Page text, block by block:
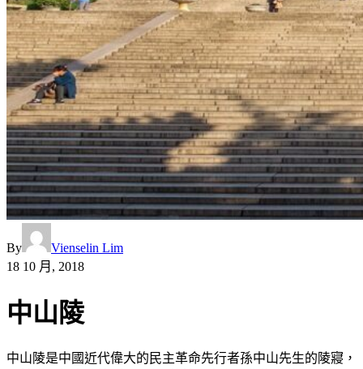
By
Vienselin Lim
18 10 月, 2018
中山陵
中山陵是中國近代偉大的民主革命先行者孫中山先生的陵寢，